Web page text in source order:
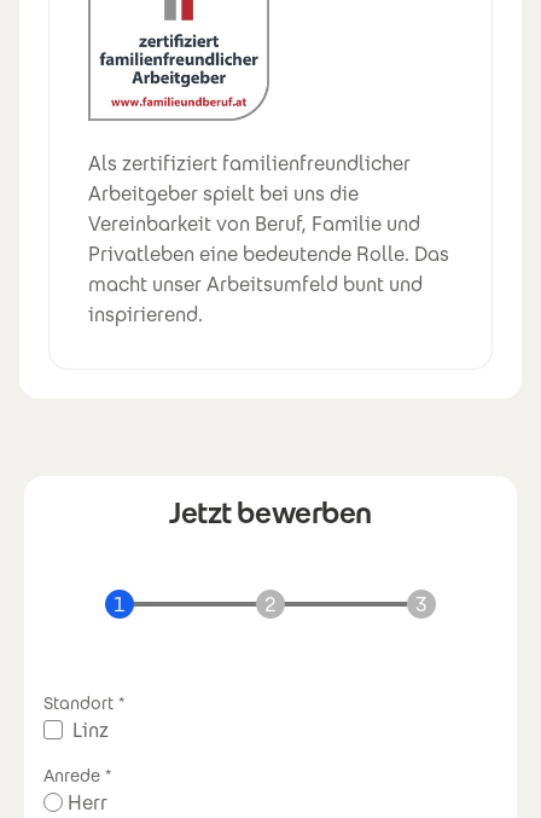
Als zertifiziert familienfreundlicher
Arbeitgeber spielt bei uns die
Vereinbarkeit von Beruf, Familie und
Privatleben eine bedeutende Rolle. Das
macht unser Arbeitsumfeld bunt und
inspirierend.
Jetzt bewerben
Standort
Linz
Anrede
Herr